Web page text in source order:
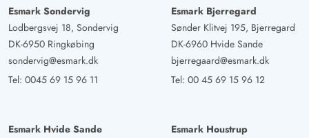
Esmark Sondervig
Lodbergsvej 18, Sondervig
DK-6950 Ringkøbing
sondervig@esmark.dk
Tel: 0045 69 15 96 11
Esmark Bjerregard
Sønder Klitvej 195, Bjerregard
DK-6960 Hvide Sande
bjerregaard@esmark.dk
Tel: 00 45 69 15 96 12
Esmark Hvide Sande
Esmark Houstrup